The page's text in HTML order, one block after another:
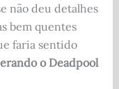
não deu detalhes
bem quentes
faria sentido
o Deadpool